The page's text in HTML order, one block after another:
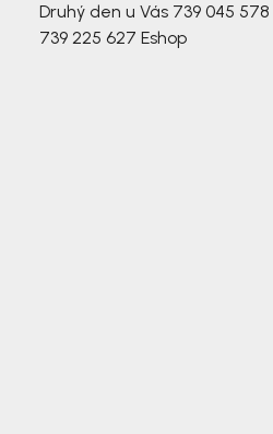
Druhý den u Vás 739 045 578
739 225 627 Eshop